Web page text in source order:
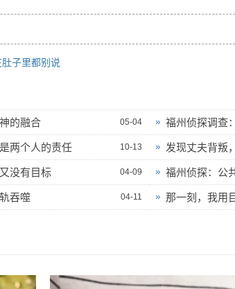
子里都别说
05-04
的融合 福州侦探调查
10-13
两个人的责任 发现丈夫背叛
04-09
没有目标 福州侦探：公
04-11
吞噬 那一刻，我用